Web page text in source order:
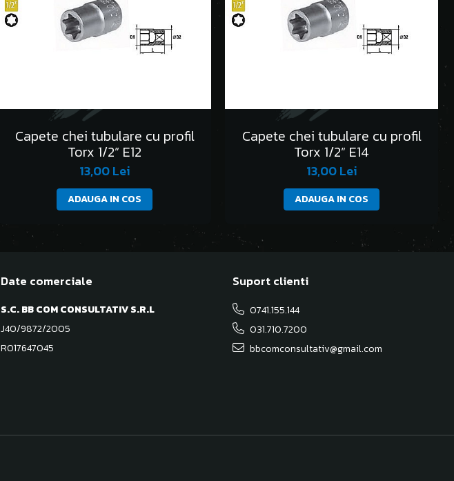
Capete chei tubulare cu profil
Torx 1/2” E12
13,00 Lei
ADAUGA IN COS
Capete chei tubulare cu profil
Torx 1/2” E14
13,00 Lei
ADAUGA IN COS
Date comerciale
S.C. BB COM CONSULTATIV S.R.L
J40/9872/2005
RO17647045
Suport clienti
0741.155.144
031.710.7200
bbcomconsultativ@gmail.com